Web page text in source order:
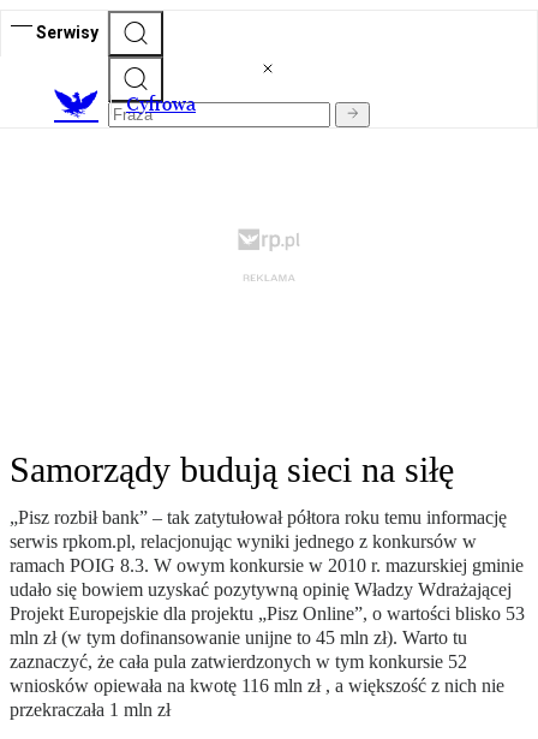
Serwisy
Cyfrowa
Samorządy budują sieci na siłę
„Pisz rozbił bank” – tak zatytułował półtora roku temu informację
serwis rpkom.pl, relacjonując wyniki jednego z konkursów w
ramach POIG 8.3. W owym konkursie w 2010 r. mazurskiej gminie
udało się bowiem uzyskać pozytywną opinię Władzy Wdrażającej
Projekt Europejskie dla projektu „Pisz Online”, o wartości blisko 53
mln zł (w tym dofinansowanie unijne to 45 mln zł). Warto tu
zaznaczyć, że cała pula zatwierdzonych w tym konkursie 52
wniosków opiewała na kwotę 116 mln zł , a większość z nich nie
przekraczała 1 mln zł